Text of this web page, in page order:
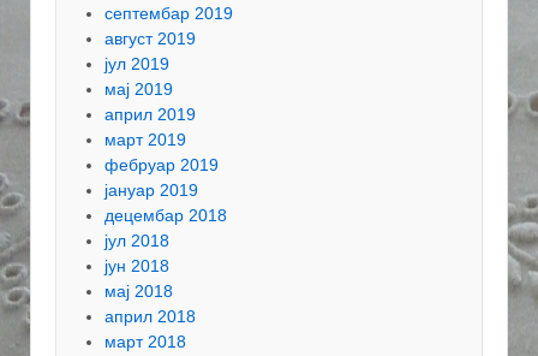
септембар 2019
август 2019
јул 2019
мај 2019
април 2019
март 2019
фебруар 2019
јануар 2019
децембар 2018
јул 2018
јун 2018
мај 2018
април 2018
март 2018